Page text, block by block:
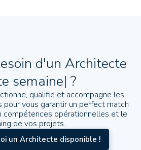
d'un Architecte
semaine| ?
qualifie et accompagne les
vous garantir un perfect match
compétences opérationnelles et le
de vos projets.
un Architecte disponible !